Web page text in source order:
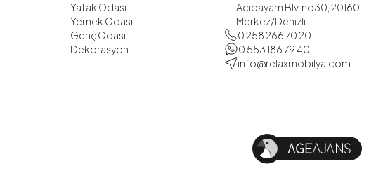
Yatak Odası
Yemek Odası
Genç Odası
Dekorasyon
Acıpayam Blv. no30, 20160
Merkez/Denizli
0 258 266 70 20
0 553 186 79 40
info@relaxmobilya.com